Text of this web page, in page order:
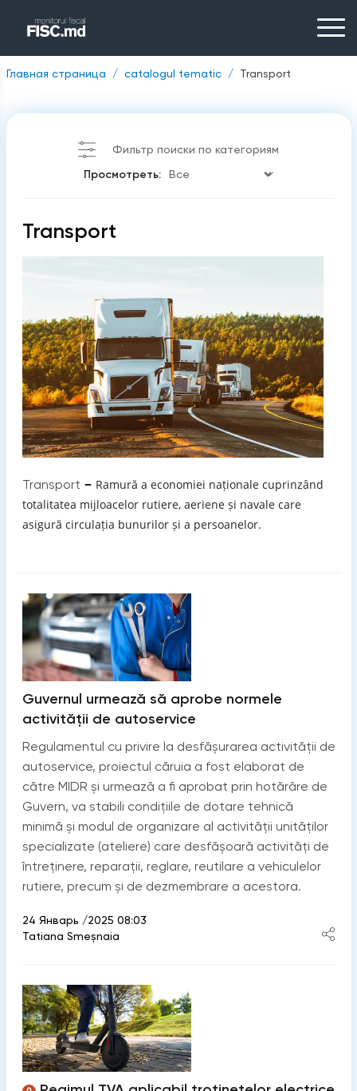
Главная страница catalogul tematic Transport
Фильтр поиски по категориям
Просмотреть:
Transport
Transport – Ramură a economiei naționale cuprinzând
totalitatea mijloacelor rutiere, aeriene și navale care
asigură circulația bunurilor și a persoanelor.
Guvernul urmează să aprobe normele
activității de autoservice
Regulamentul cu privire la desfășurarea activității de
autoservice, proiectul căruia a fost elaborat de
către MIDR și urmează a fi aprobat prin hotărâre de
Guvern, va stabili condițiile de dotare tehnică
minimă și modul de organizare al activității unităților
specializate (ateliere) care desfășoară activități de
întreținere, reparații, reglare, reutilare a vehiculelor
rutiere, precum și de dezmembrare a acestora.
24 Январь /2025 08:03
Tatiana Smeșnaia